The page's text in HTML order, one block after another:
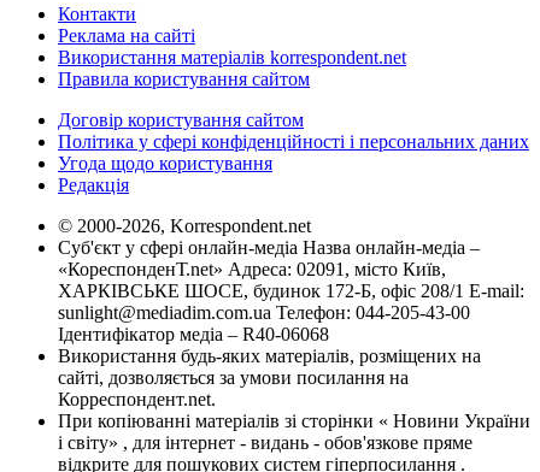
Контакти
Реклама на сайті
Використання матеріалів korrespondent.net
Правила користування сайтом
Договір користування сайтом
Політика у сфері конфіденційності і персональних даних
Угода щодо користування
Редакція
© 2000-2026, Korrespondent.net
Суб'єкт у сфері онлайн-медіа Назва онлайн-медіа –
«КореспонденТ.net» Адреса: 02091, місто Київ,
ХАРКІВСЬКЕ ШОСЕ, будинок 172-Б, офіс 208/1 E-mail:
sunlight@mediadim.com.ua Телефон: 044-205-43-00
Ідентифікатор медіа – R40-06068
Використання будь-яких матеріалів, розміщених на
сайті, дозволяється за умови посилання на
Корреспондент.net.
При копіюванні матеріалів зі сторінки « Новини України
і світу» , для інтернет - видань - обов'язкове пряме
відкрите для пошукових систем гіперпосилання .